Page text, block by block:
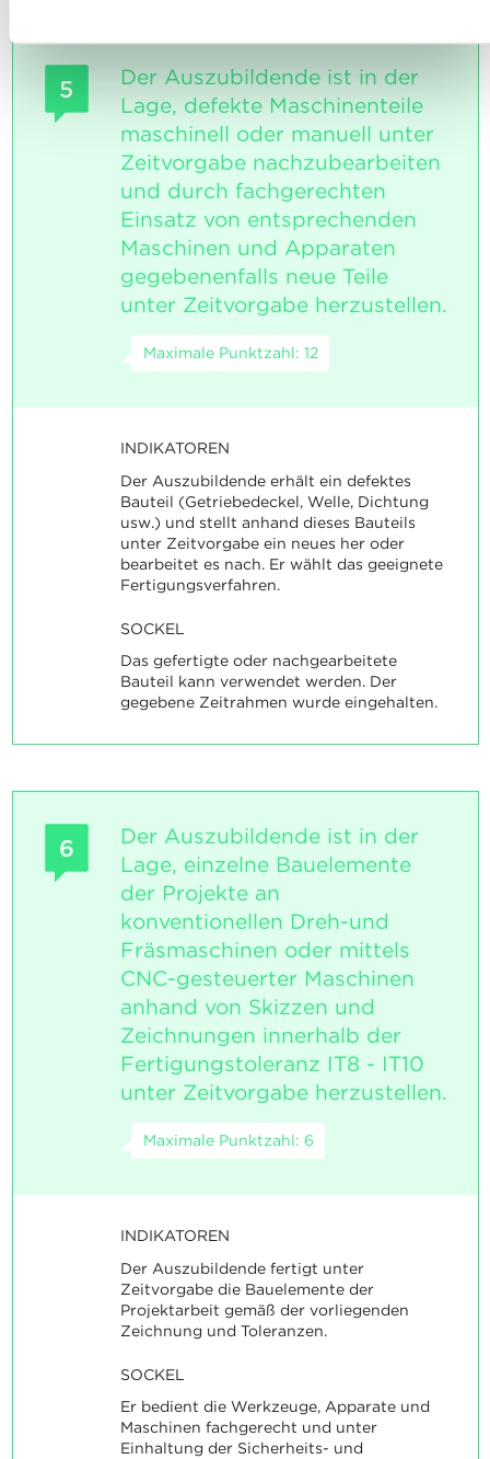
5
Der Auszubildende ist in der
Lage, defekte Maschinenteile
maschinell oder manuell unter
Zeitvorgabe nachzubearbeiten
und durch fachgerechten
Einsatz von entsprechenden
Maschinen und Apparaten
gegebenenfalls neue Teile
unter Zeitvorgabe herzustellen.
Maximale Punktzahl: 12
INDIKATOREN
Der Auszubildende erhält ein defektes
Bauteil (Getriebedeckel, Welle, Dichtung
usw.) und stellt anhand dieses Bauteils
unter Zeitvorgabe ein neues her oder
bearbeitet es nach. Er wählt das geeignete
Fertigungsverfahren.
SOCKEL
Das gefertigte oder nachgearbeitete
Bauteil kann verwendet werden. Der
gegebene Zeitrahmen wurde eingehalten.
6
Der Auszubildende ist in der
Lage, einzelne Bauelemente
der Projekte an
konventionellen Dreh-und
Fräsmaschinen oder mittels
CNC-gesteuerter Maschinen
anhand von Skizzen und
Zeichnungen innerhalb der
Fertigungstoleranz IT8 - IT10
unter Zeitvorgabe herzustellen.
Maximale Punktzahl: 6
INDIKATOREN
Der Auszubildende fertigt unter
Zeitvorgabe die Bauelemente der
Projektarbeit gemäß der vorliegenden
Zeichnung und Toleranzen.
SOCKEL
Er bedient die Werkzeuge, Apparate und
Maschinen fachgerecht und unter
Einhaltung der Sicherheits- und